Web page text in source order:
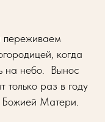
переживаем
когда
на небо. Вынос
раз в году
Матери.